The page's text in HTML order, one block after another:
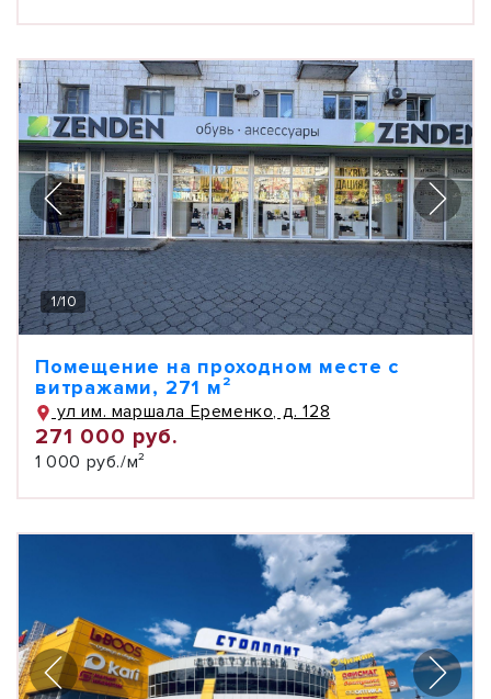
1/10
Помещение на проходном месте с
витражами, 271 м²
ул им. маршала Еременко, д. 128
271 000 руб.
1 000 руб./м²